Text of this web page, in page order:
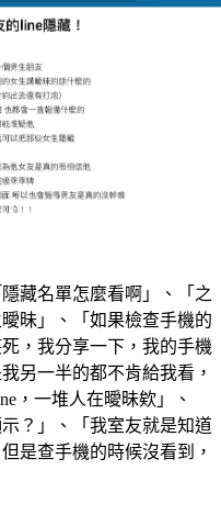
藏名單怎麼看啊」、「之
昧」、「如果檢查手機的
，我分享一下，我的手機
另一半的都不肯給我看，
，一堆人在曖昧欸」、
？」、「我室友就是知道
是查手機的時候沒看到，